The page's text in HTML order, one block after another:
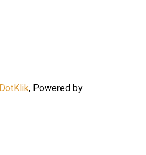
DotKlik, Powered by